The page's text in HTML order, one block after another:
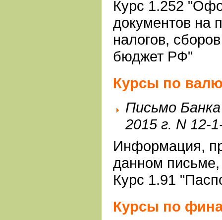
Курс 1.252
документов на
налогов,
бюджет РФ"
Курсы по
Письмо
2015 г. N 12-
Информация,
данном письме,
Курс 1.91
Курсы по